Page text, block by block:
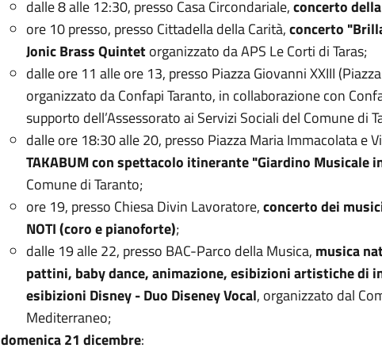
dalle 8 alle 12:30, presso Casa Circondariale,concerto
ore 10 presso, presso Cittadella della Carità,concerto
Jonic Brass Quintetorganizzato da APS Le Corti di Taras;
dalle ore 11 alle ore 13, presso Piazza Giovanni XXIII
organizzato da Confapi Taranto, in collaborazione con
supporto dell’Assessorato ai Servizi Sociali del Comune di
dalle ore 18:30 alle 20, presso Piazza Maria Immacolata e
TAKABUM con spettacolo itinerante "Giardino Musicale
Comune di Taranto;
ore 19, presso Chiesa Divin Lavoratore,concerto dei
NOTI (coro e pianoforte);
dalle 19 alle 22, presso BAC-Parco della Musica, musica
pattini, baby dance, animazione, esibizioni artistiche di
esibizioni Disney - Duo Diseney Vocal, organizzato dal
Mediterraneo;
domenica 21 dicembre: